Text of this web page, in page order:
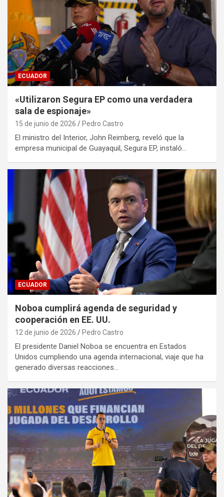
ECUADOR
«Utilizaron Segura EP como una verdadera
sala de espionaje»
15 de junio de 2026 Pedro Castro
El ministro del Interior, John Reimberg, reveló que la
empresa municipal de Guayaquil, Segura EP, instaló…
ECUADOR
Noboa cumplirá agenda de seguridad y
cooperación en EE. UU.
12 de junio de 2026 Pedro Castro
El presidente Daniel Noboa se encuentra en Estados
Unidos cumpliendo una agenda internacional, viaje que ha
generado diversas reacciones…